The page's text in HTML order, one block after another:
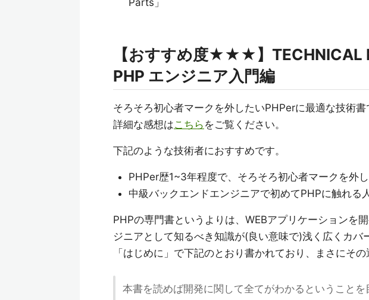
Parts」
【おすすめ度★★★】TECHNICAL
PHP エンジニア入門編
そろそろ初心者マークを外したいPHPerに最適な技術書
詳細な感想はこちら をご覧ください。
下記のような技術者におすすめです。
PHPer歴1~3年程度で、そろそろ初心者マークを外
中級バックエンドエンジニアで初めてPHPに触れる
PHPの専門書というよりは、WEBアプリケーションを
ジニアとして知るべき知識が(良い意味で)浅く広くカバ
「はじめに」で下記のとおり書かれており、まさにそ
本書を読めば開発に関して全てがわかるということ